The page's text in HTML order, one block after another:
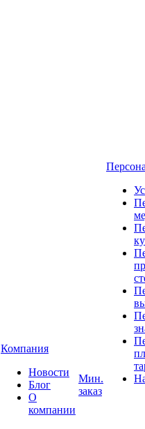
Компания
Новости
Блог
О
компании
Мин.
заказ